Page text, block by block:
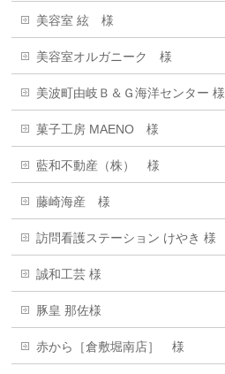
美容室 絃 様
美容室オルガニーク 様
美波町由岐Ｂ＆Ｇ海洋センター 様
菓子工房 MAENO 様
藍和不動産（株） 様
藤崎海産 様
訪問看護ステーション けやき 様
誠和工芸 様
豚皇 那佐様
赤から［倉敷堀南店］ 様